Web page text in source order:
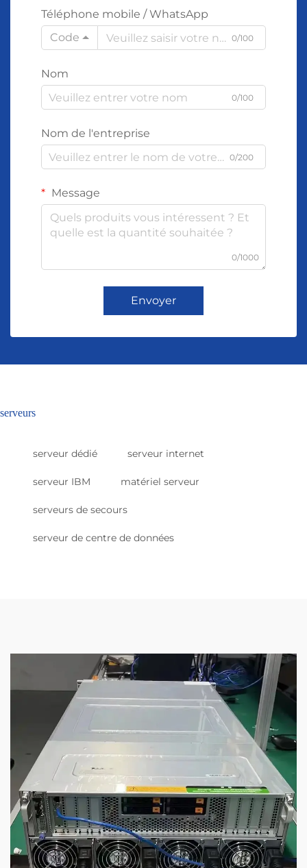
Téléphone mobile / WhatsApp
Code
0/100
Nom
0/100
Nom de l'entreprise
0/200
Message
0/1000
Envoyer
serveurs
serveur dédié serveur internet
serveur IBM matériel serveur
serveurs de secours
serveur de centre de données